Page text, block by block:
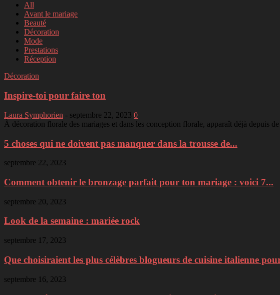
All
Avant le mariage
Beauté
Décoration
Mode
Prestations
Réception
Décoration
Inspire-toi pour faire ton
Laura Symphorien - septembre 22, 2023 0
À décoration florale des mariages et dans les conception florale, apparaît déjà depuis
5 choses qui ne doivent pas manquer dans la trousse de...
septembre 22, 2023
Comment obtenir le bronzage parfait pour ton mariage : voici 7...
septembre 20, 2023
Look de la semaine : mariée rock
septembre 17, 2023
Que choisiraient les plus célèbres blogueurs de cuisine italienne
septembre 16, 2023